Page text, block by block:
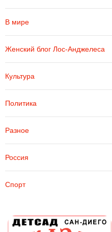
В мире
Женский блог Лос-Анджелеса
Культура
Политика
Разное
Россия
Спорт